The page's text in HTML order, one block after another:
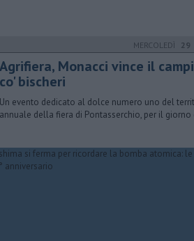
MERCOLEDÌ 29
Agrifiera, Monacci vince il
co' bischeri
Un evento dedicato al dolce numero uno del
annuale della fiera di Pontasserchio, per il giorno